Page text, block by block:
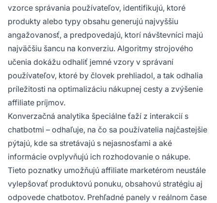
vzorce správania používateľov, identifikujú, ktoré
produkty alebo typy obsahu generujú najvyššiu
angažovanosť, a predpovedajú, ktorí návštevníci majú
najväčšiu šancu na konverziu. Algoritmy strojového
učenia dokážu odhaliť jemné vzory v správaní
používateľov, ktoré by človek prehliadol, a tak odhalia
príležitosti na optimalizáciu nákupnej cesty a zvýšenie
affiliate príjmov.
Konverzačná analytika špeciálne ťaží z interakcií s
chatbotmi – odhaľuje, na čo sa používatelia najčastejšie
pýtajú, kde sa stretávajú s nejasnosťami a aké
informácie ovplyvňujú ich rozhodovanie o nákupe.
Tieto poznatky umožňujú affiliate marketérom neustále
vylepšovať produktovú ponuku, obsahovú stratégiu aj
odpovede chatbotov. Prehľadné panely v reálnom čase